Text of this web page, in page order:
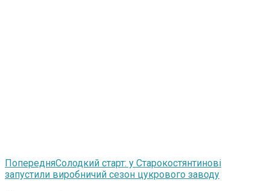
ПопередняСолодкий старт: у Старокостянтинові
запустили виробничий сезон цукрового заводу